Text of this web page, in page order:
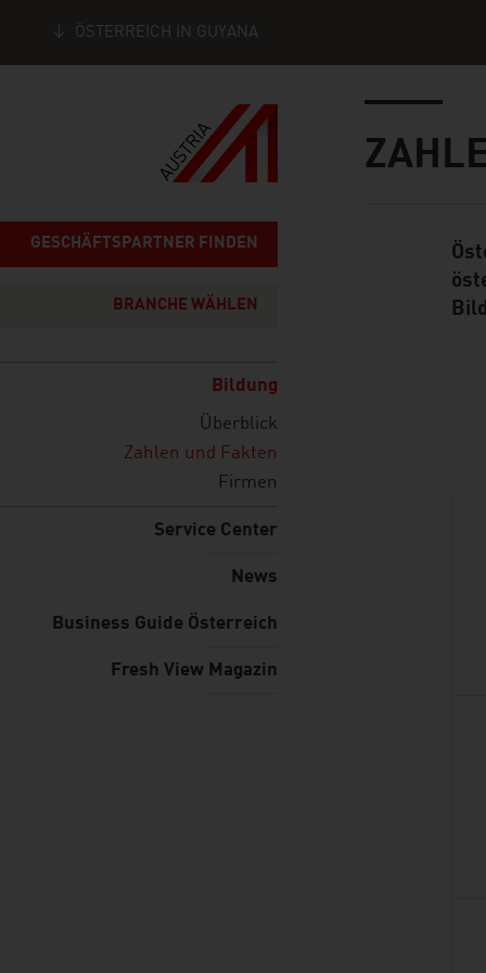
ÖSTERREICH IN GUYANA
GESCHÄFTSPARTNER FINDEN
BRANCHE WÄHLEN
Bildung
Überblick
Zahlen und Fakten
Firmen
Service Center
News
Business Guide Österreich
Fresh View Magazin
Standard